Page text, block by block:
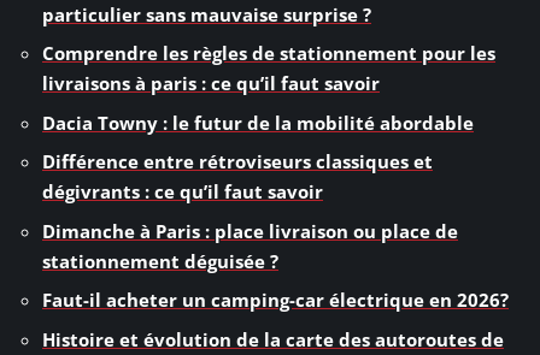
particulier sans mauvaise surprise ?
Comprendre les règles de stationnement pour les
livraisons à paris : ce qu’il faut savoir
Dacia Towny : le futur de la mobilité abordable
Différence entre rétroviseurs classiques et
dégivrants : ce qu’il faut savoir
Dimanche à Paris : place livraison ou place de
stationnement déguisée ?
Faut-il acheter un camping-car électrique en 2026?
Histoire et évolution de la carte des autoroutes de